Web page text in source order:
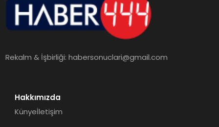
Rekalm & İşbirliği:habersonuclari@gmail.com
Hakkımızda
Künyeİletişim